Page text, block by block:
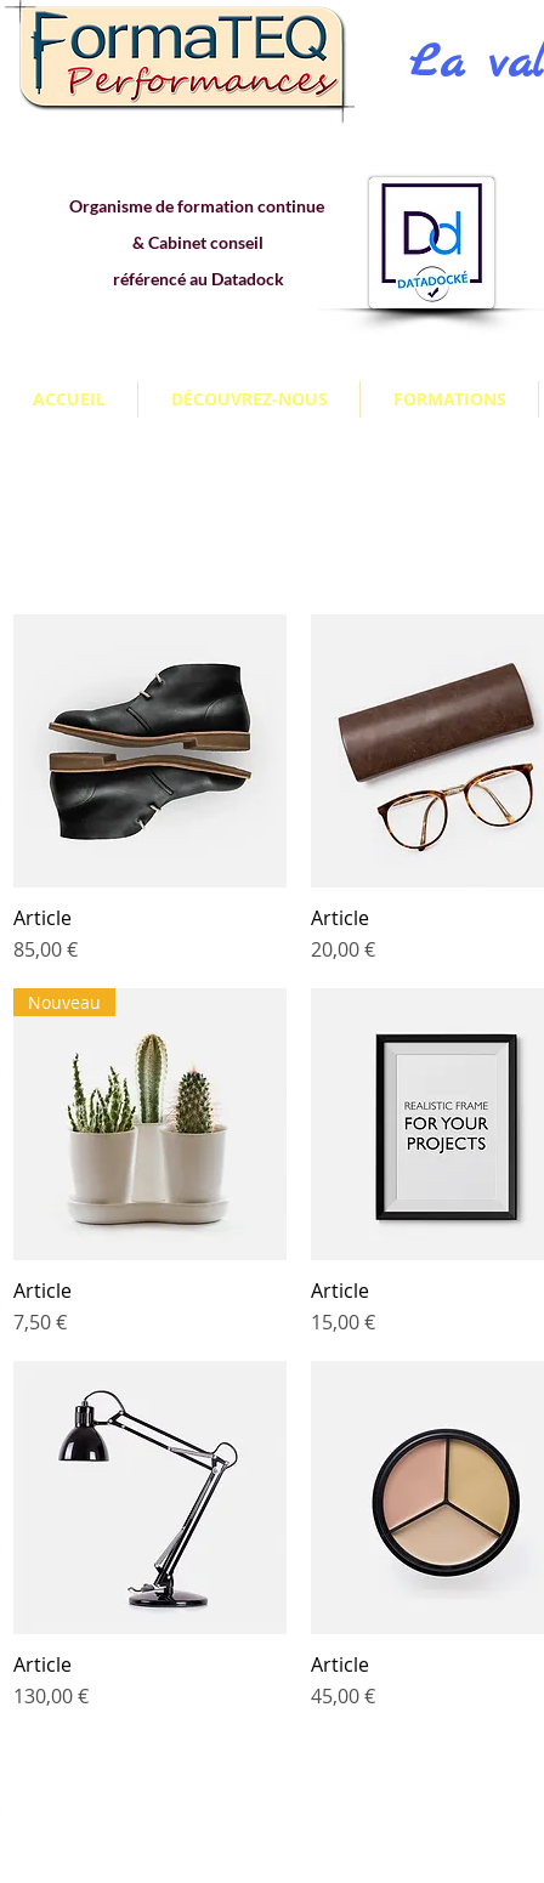
Organisme de formation continue
& Cabinet conseil
référencé au Datadock
La
ACCUEIL DÉCOUVREZ-NOUS FORMATIONS
Article
Prix
85,00 €
Article
Prix
20,00 €
Nouveau
Article
Prix
7,50 €
Article
Prix
15,00 €
Article
Prix
130,00 €
Article
Prix
45,00 €